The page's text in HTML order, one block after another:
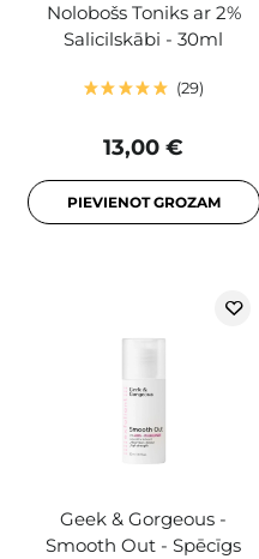
Nolobošs Toniks ar 2%
Salicilskābi - 30ml
29
13,00 €
PIEVIENOT GROZAM
Geek & Gorgeous -
Smooth Out - Spēcīgs